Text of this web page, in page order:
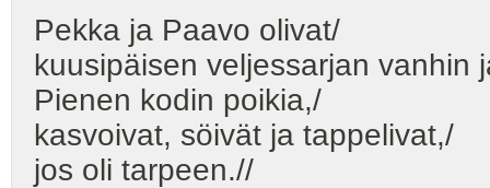
Pekka ja Paavo olivat/
kuusipäisen veljessarjan vanhin
Pienen kodin poikia,/
kasvoivat, söivät ja tappelivat,/
jos oli tarpeen.//